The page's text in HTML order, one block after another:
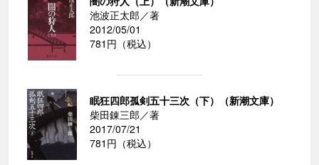
池波正太郎／著
2012/05/01
781円（税込）
眠狂四郎孤剣五十三次（下）（新潮文庫）
柴田錬三郎／著
2017/07/21
781円（税込）